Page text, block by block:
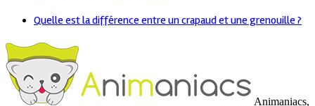
Quelle est la différence entre un crapaud et une grenouille ?
Animaniacs,